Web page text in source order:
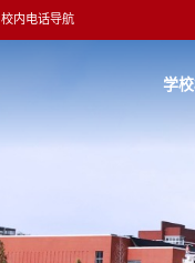
校内电话导航
学